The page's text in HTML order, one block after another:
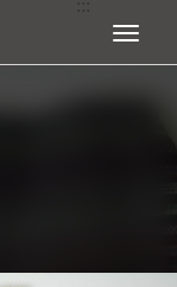
展開選單